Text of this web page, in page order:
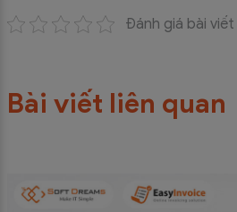
Đánh giá bài viết
Bài viết liên quan